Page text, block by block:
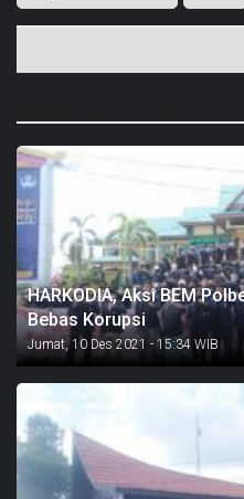
HARKODIA, Aksi BEM
Bebas Korupsi
Jumat, 10 Des 2021 - 15:34 WIB